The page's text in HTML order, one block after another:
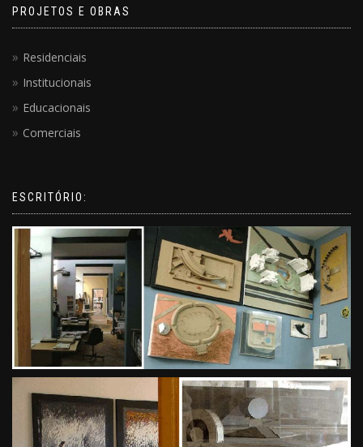
PROJETOS E OBRAS
Residenciais
Institucionais
Educacionais
Comerciais
ESCRITÓRIO: